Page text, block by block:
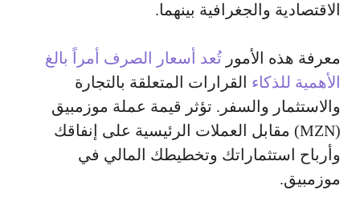
الاقتصادية والجغرافية بينهما.
معرفة هذه الأمور تُعد أسعار الصرف أمراً بالغ
الأهمية للذكاء القرارات المتعلقة بالتجارة
والاستثمار والسفر. تؤثر قيمة عملة موزمبيق
(MZN) مقابل العملات الرئيسية على إنفاقك
وأرباح استثماراتك وتخطيطك المالي في
موزمبيق.